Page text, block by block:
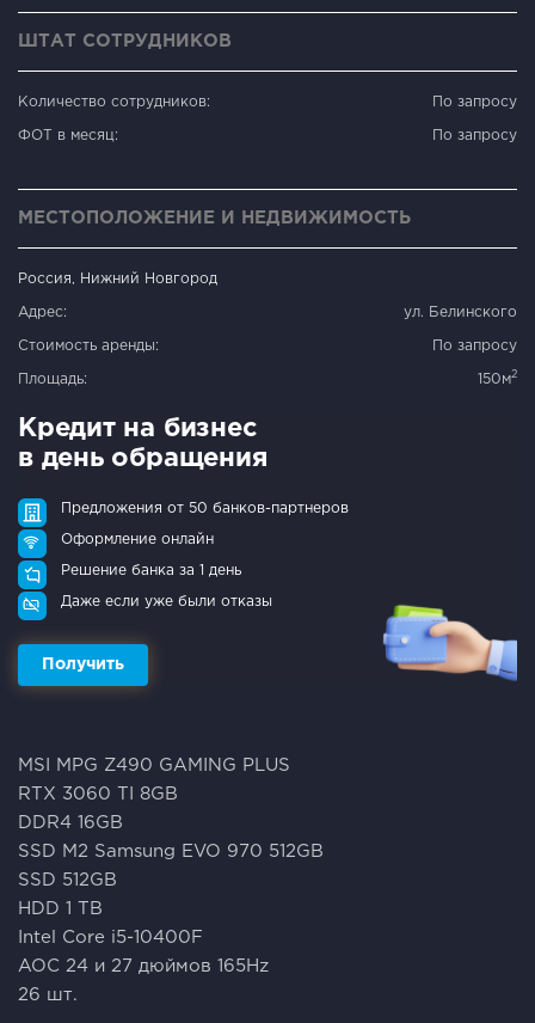
ШТАТ СОТРУДНИКОВ
Количество сотрудников: По запросу
ФОТ в месяц: По запросу
МЕСТОПОЛОЖЕНИЕ И НЕДВИЖИМОСТЬ
Россия, Нижний Новгород
Адрес: ул. Белинского
Стоимость аренды: По запросу
Площадь: 150м2
Кредит на бизнес
в день обращения
Предложения от 50 банков-партнеров
Оформление онлайн
Решение банка за 1 день
Даже если уже были отказы
Получить
МSI MРG Z490 GAМING PLUS
RTX 3060 ТI 8GВ
DDR4 16GВ
SSD М2 Samsung ЕVO 970 512GВ
SSD 512GB
HDD 1 TВ
Intel Соre i5-10400F
AOC 24 и 27 дюймoв 165Hz
26 шт.